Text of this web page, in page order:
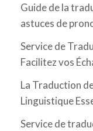
Guide de la
astuces de
Service de
Facilitez vos
La Traduction
Linguistique
Service de